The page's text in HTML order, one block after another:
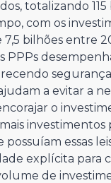
totalizando
com os
bilhões entre
PPPs
a evitar a
o
possuíam essas
explícita para
de